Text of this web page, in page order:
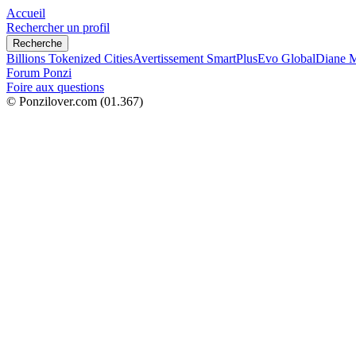
Accueil
Rechercher un profil
Recherche
Billions Tokenized CitiesAvertissement SmartPlusEvo GlobalDiane
Forum Ponzi
Foire aux questions
© Ponzilover.com (01.367)